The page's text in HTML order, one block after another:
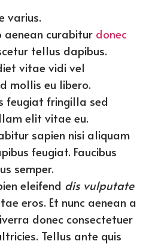
varius.
aenean curabitur donec
tellus dapibus.
vitae vidi vel
mollis eu libero.
feugiat fringilla sed
elit vitae eu.
sapien nisi aliquam
feugiat. Faucibus
semper.
eleifend dis vulputate
eros. Et nunc aenean a
donec consectetuer
Tellus ante quis